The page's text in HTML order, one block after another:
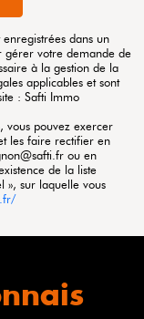
dans un
gérer votre demande de
à la gestion de la
applicables et sont
: Safti Immo
vous pouvez exercer
les faire rectifier en
ou en
de la liste
», sur laquelle vous